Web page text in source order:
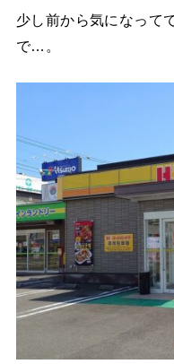
少し前から気になって
で…。